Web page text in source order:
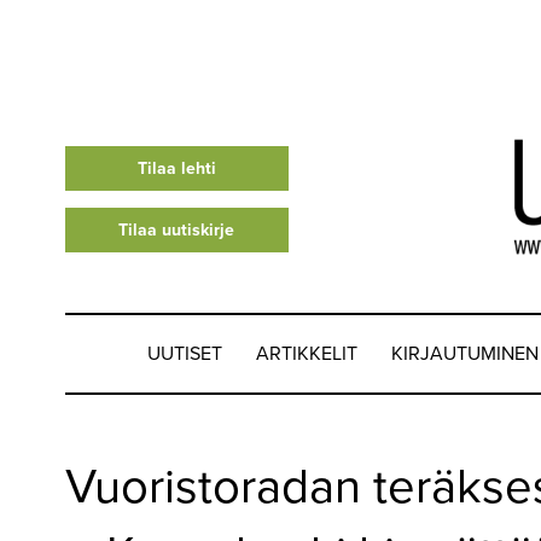
Tilaa lehti
Tilaa uutiskirje
UUTISET ARTIKKELIT KIRJAUTUMINEN
ARTIKKELIT
Vuoristoradan